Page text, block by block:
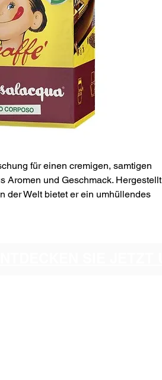
für einen cremigen, samtigen
Aromen und Geschmack. Hergestellt
der Welt bietet er ein umhüllendes